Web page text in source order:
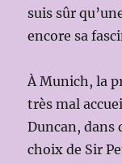
suis sûr
encore sa
À Munich, la
très mal
Duncan, dans
choix de Sir